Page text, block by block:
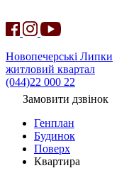
Новопечерські Липки
житловий квартал
(044)22 000 22
Замовити дзвінок
Генплан
Будинок
Поверх
Квартира